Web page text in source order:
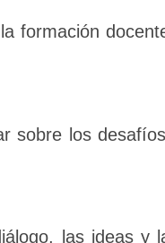
formación
sobre los
las ideas y